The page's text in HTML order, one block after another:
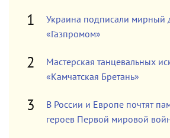
Украина подписали мирный
«Газпромом»
Мастерская танцевальных
«Камчатская Бретань»
В России и Европе почтят
героев Первой мировой